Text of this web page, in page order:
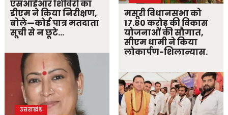
एसआईआर शिविरों का
डीएम ने किया निरीक्षण,
बोले—कोई पात्र मतदाता
सूची से न छूटे…
उत्तराखंड
मसूरी विधानसभा को
17.80 करोड़ की विकास
योजनाओं की सौगात,
सीएम धामी ने किया
लोकार्पण-शिलान्यास.